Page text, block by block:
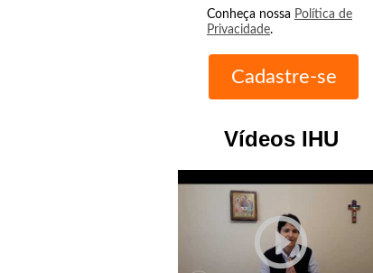
Conheça nossa Política de
Privacidade.
Vídeos IHU
play_circle_outline